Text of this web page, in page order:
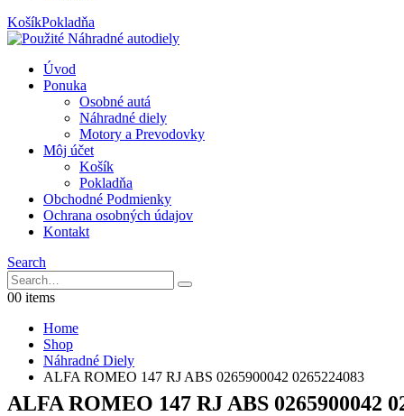
KošíkPokladňa
Úvod
Ponuka
Osobné autá
Náhradné diely
Motory a Prevodovky
Môj účet
Košík
Pokladňa
Obchodné Podmienky
Ochrana osobných údajov
Kontakt
Search
00 items
Home
Shop
Náhradné Diely
ALFA ROMEO 147 RJ ABS 0265900042 0265224083
ALFA ROMEO 147 RJ ABS 0265900042